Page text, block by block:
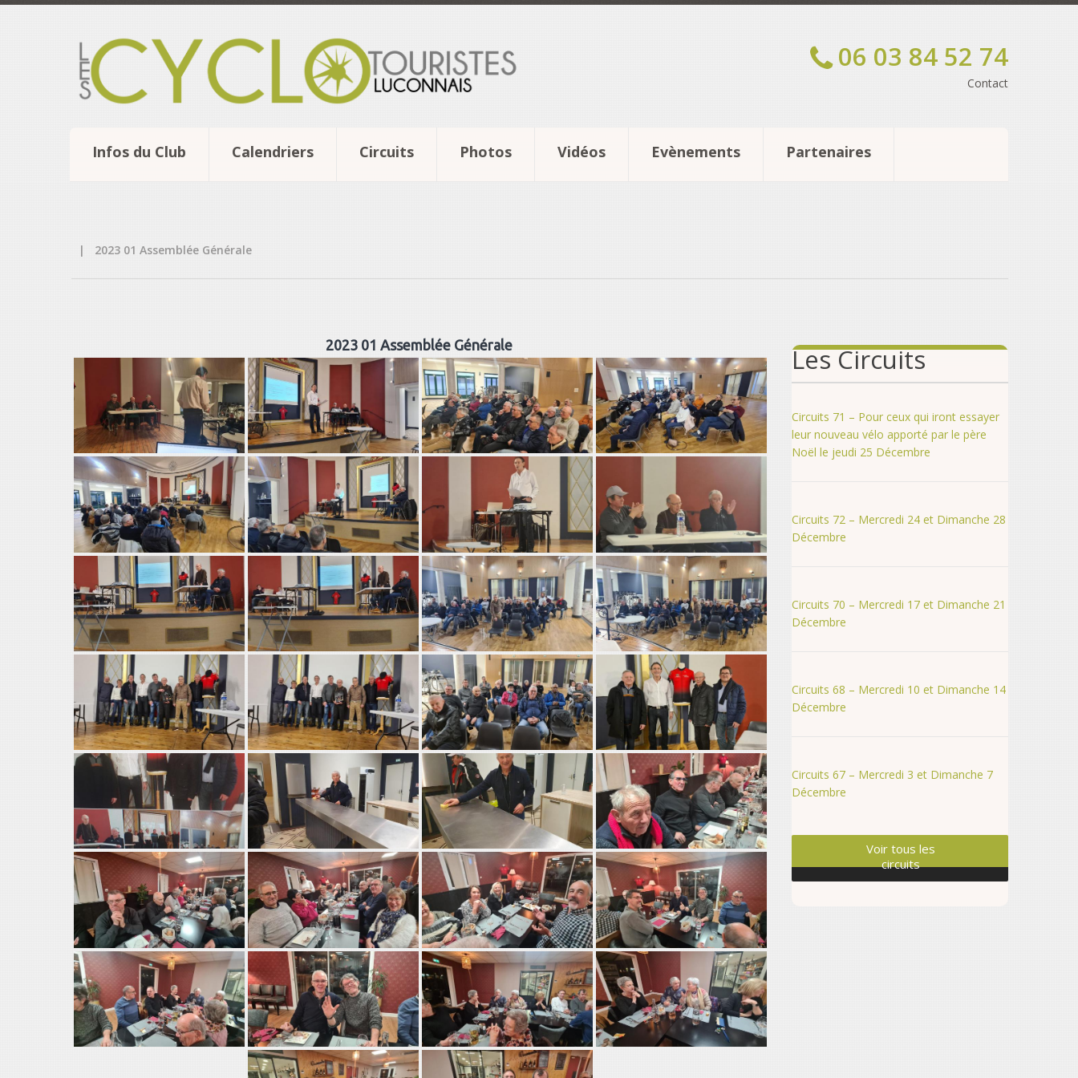
06 03 84 52 74
Contact
Infos du Club Calendriers Circuits Photos Vidéos Evènements Partenaires
| 2023 01 Assemblée Générale
2023 01 Assemblée Générale Les Circuits
Circuits 71 – Pour ceux qui iront essayer
leur nouveau vélo apporté par le père
Noël le jeudi 25 Décembre
Circuits 72 – Mercredi 24 et Dimanche 28
Décembre
Circuits 70 – Mercredi 17 et Dimanche 21
Décembre
Circuits 68 – Mercredi 10 et Dimanche 14
Décembre
Circuits 67 – Mercredi 3 et Dimanche 7
Décembre
Voir tous les
circuits